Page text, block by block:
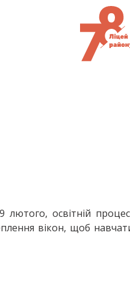
лютого, освітній
вікон, щоб